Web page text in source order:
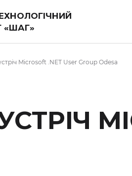
«ШАГ»
Microsoft .NET User Group Odesa